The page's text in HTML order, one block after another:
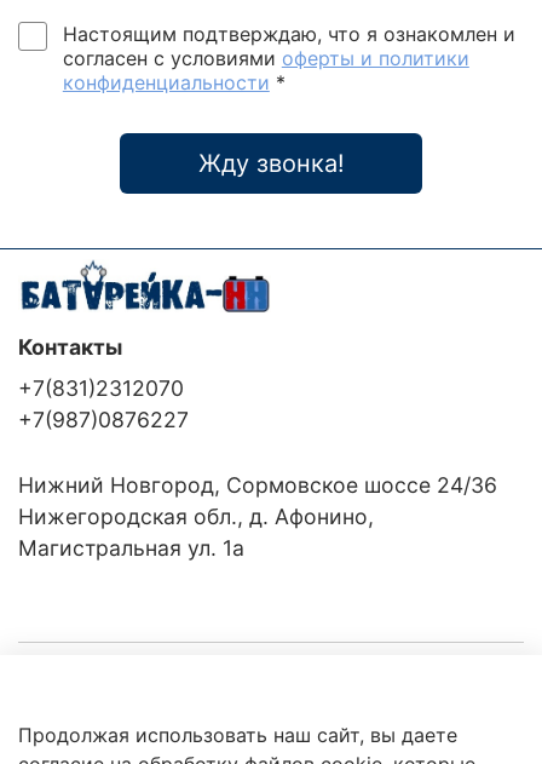
Настоящим подтверждаю, что я ознакомлен и
согласен с условиями оферты и политики
конфиденциальности *
Жду звонка!
Клиентам
Контакты
+7(831)2312070
+7(987)0876227
Нижний Новгород, Сормовское шоссе 24/36
Нижегородская обл., д. Афонино,
Магистральная ул. 1а
Продолжая использовать наш сайт, вы даете